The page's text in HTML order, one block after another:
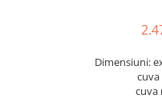
Dimensiuni:
cuva
cuva